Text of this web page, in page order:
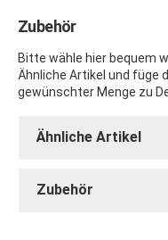
Zubehör
Bitte wähle hier bequem
Ähnliche Artikel und füge
gewünschter Menge zu
Ähnliche Artikel
Zubehör